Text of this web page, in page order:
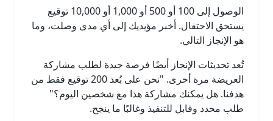
الوصول إلى 100 أو 500 أو 1,000 أو 10,000 توقيع
يستحق الاحتفال. أخبر مؤيديك إلى أي مدى وصلت، وما
هو الإنجاز التالي.
تُعد تحديثات الإنجاز أيضًا فرصة جيدة لطلب مشاركة
العريضة مرة أخرى. "نحن على بُعد 200 توقيع فقط من
هدفنا. هل يمكنك مشاركة هذا مع شخصين اليوم؟"
طلب محدد وقابل للتنفيذ وغالبًا ما ينجح.